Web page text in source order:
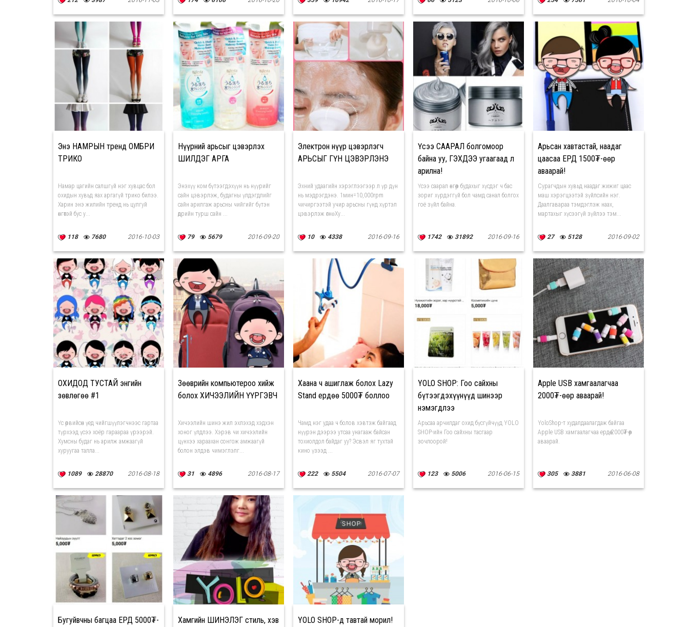
Энэ НАМРЫН тренд ОМБРИ
ТРИКО
Намар цагийн салшгүй нэг хувцас бол
охидын хувьд яах аргагүй трико билээ.
Харин энэ жилийн тренд нь цулгуй
өнгөтэй бус у...
118 7680 2016-10-03
Нүүрний арьсыг цэвэрлэх
ШИЛДЭГ АРГА
Энэхүү ком бүтээгдэхүүн нь нүүрийг
сайн цэвэрлэж, будагны үлдэгдлийг
сайн арилгаж арьсны чийгийг бүтэн
өдрийн турш сайн ...
79 5679 2016-09-20
Электрон нүүр цэвэрлэгч
АРЬСЫГ ГҮН ЦЭВЭРЛЭНЭ
Эхний удаагийн хэрэглээгээр л үр дүн
нь мэдрэгдэнэ. 1мин=10,000rpm
чичиргээтэй учир арьсны гүнд хүртэл
цэвэрлэж өгнө. Ху...
10 4338 2016-09-16
Үсээ СААРАЛ болгомоор
байна уу, ГЭХДЭЭ угаагаад л
арилна!
Үсээ саарал өнгөөр будахыг хүсдэг ч бас
зориг хүрдэггүй бол чамд санал болгох
гоё зүйл байна.
1742 31892 2016-09-16
Арьсан хавтастай, наадаг
цаасаа ЕРДӨӨ 1500₮-өөр
аваарай!
Сурагчдын хувьд наадаг жижиг цаас
маш хэрэгцээтэй зүйлсийн нэг.
Даалгавараа тэмдэглэж наах,
мартахыг хүсээгүй зүйлээ тэм...
27 5128 2016-09-02
ОХИДОД ТУСТАЙ энгийн
зөвлөгөө #1
Үс өрвийсөн үед чийгшүүлэгчнээс гартаа
түрхээд үсээ хоёр гараараа үрээрэй.
Хумсны будаг нь арилж амжаагүй
хуруугаа талла...
1089 28870 2016-08-18
Зөөврийн компьютероо хийж
болох ХИЧЭЭЛИЙН ҮҮРГЭВЧ
Хичээлийн шинэ жил эхлэхэд хэдхэн
хоног үлдлээ. Хэрэв чи хичээлийн
цүнхээ хараахан сонгож амжаагүй
болон элдэв чимэглэлг...
31 4896 2016-08-17
Хаана ч ашиглаж болох Lazy
Stand ердөө 5000₮ боллоо
Чамд нэг удаа ч болов хэвтэж байгаад
нүүрэн дээрээ утсаа унагааж байсан
тохиолдол байдаг уу? Эсвэл яг тухтай
кино үзээд ...
222 5504 2016-07-07
YOLO SHOP: Гоо сайхны
бүтээгдэхүүнүүд шинээр
нэмэгдлээ
Арьсаа арчилдаг охид бүсгүйчүүд YOLO
SHOP-ийн Гоо сайхны тасгаар
зочлоорой!
123 5006 2016-06-15
Apple USB хамгаалагчаа
2000₮-өөр аваарай!
YoloShop-т худалдаалагдаж байгаа
Apple USB хамгаалагчаа ердөө 2000₮-өөр
аваарай.
305 3881 2016-06-08
Бугуйвчны багцаа ЕРДӨӨ 5000₮- Хамгийн ШИНЭЛЭГ стиль, хэв YOLO SHOP-д тавтай морил!